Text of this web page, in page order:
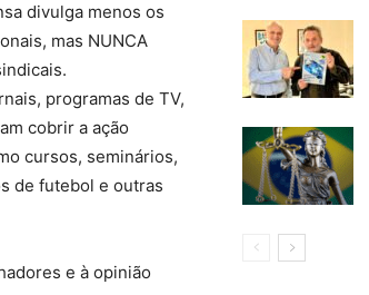
divulga menos os
mas NUNCA
programas de TV,
cobrir a ação
cursos, seminários,
de futebol e outras
e à opinião